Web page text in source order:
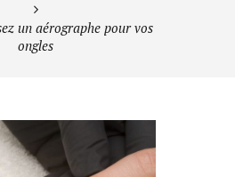
un aérographe pour vos
ongles